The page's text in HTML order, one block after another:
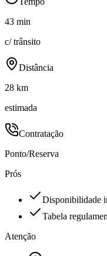
43 min
c/ trânsito
Distância
28 km
estimada
Contratação
Ponto/Reserva
Prós
Disponibilidade
Tabela
Atenção